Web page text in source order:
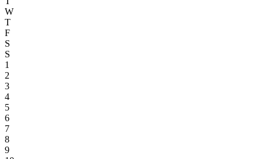
W
T
F
S
S
1
2
3
4
5
6
7
8
9